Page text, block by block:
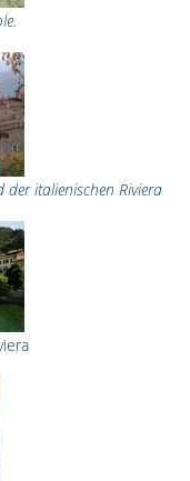
italienischen Riviera